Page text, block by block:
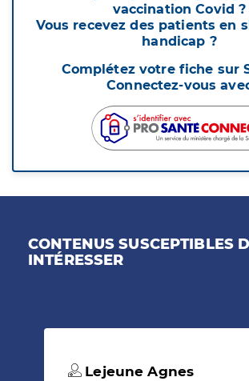
vaccination Covid ?
Vous recevez des patients en
handicap ?
Complétez votre fiche sur
Connectez-vous
CONTENUS SUSCEPTIBLES
INTÉRESSER
Lejeune Agnes